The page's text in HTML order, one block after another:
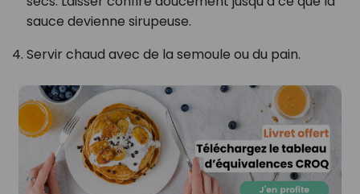
sauce devienne sirupeuse.
Servir chaud avec de la semoule ou du pain.